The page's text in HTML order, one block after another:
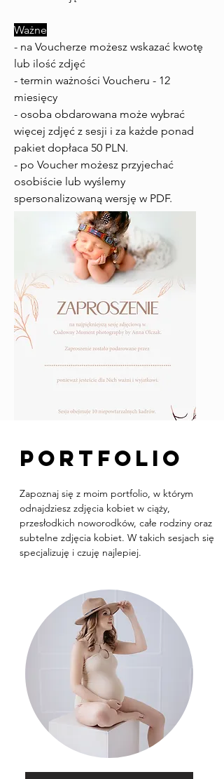
Ważne
- na Voucherze możesz wskazać kwotę
lub ilość zdjęć
- termin ważności Voucheru - 12
miesięcy
- osoba obdarowana może wybrać
więcej zdjęć z sesji i za każde ponad
pakiet dopłaca 50 PLN.
- po Voucher możesz przyjechać
osobiście lub wyślemy
spersonalizowaną wersję w PDF.
PORTFOLIO​
Zapoznaj się z moim portfolio, w którym
odnajdziesz zdjęcia kobiet w ciąży,
przesłodkich noworodków, całe rodziny oraz
subtelne zdjęcia kobiet. W takich sesjach się
specjalizuję i czuję najlepiej.